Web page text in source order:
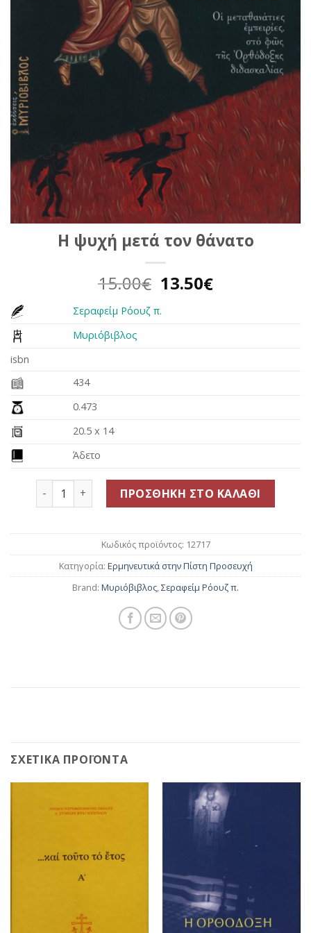
Η ψυχή μετά τον θάνατο
15.00€ Original
was:
13.50€Η
Σεραφείμ Ρόουζ π.
Μυριόβιβλος
isbn
434
0.473
20.5 x 14
Άδετο
Η ψυχή μετά τον θάνατο ποσότητα
ΠΡΟΣΘΉΚΗ ΣΤΟ ΚΑΛΆΘΙ
Κωδικός προϊόντος: 12717
Κατηγορία: Ερμηνευτικά στην Πίστη Προσευχή
Brand: Μυριόβιβλος,Σεραφείμ Ρόουζ π.
ΣΧΕΤΙΚΆ ΠΡΟΪΌΝΤΑ